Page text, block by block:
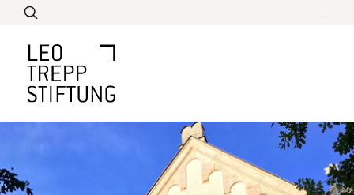
Direkt
Leo Trepp Schülerpreis